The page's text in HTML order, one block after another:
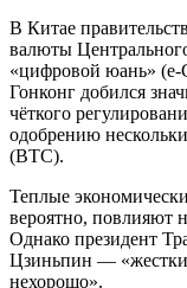
В Китае
валюты
«цифровой юань» (e-
Гонконг добился
чёткого
одобрению
(BTC).
Теплые
вероятно, повлияют
Однако президент
Цзиньпин —
нехорошо».